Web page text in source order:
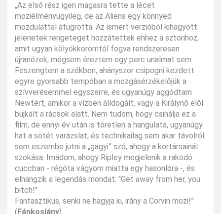
„Az első rész igen magasra tette a lécet
moziélményügyileg, de az Aliens egy könnyed
mozdulattal átugrotta. Az ismert verzióból kihagyott
jelenetek rengeteget hozzátettek ehhez a sztorihoz,
amit ugyan kölyökkoromtól fogva rendszeresen
újranézek, mégsem éreztem egy perc unalmat sem.
Feszengtem a székben, ahányszor csipogni kezdett
egyre gyorsabb tempóban a mozgásérzékelőjük a
szívverésemmel egyszerre, és ugyanúgy aggódtam
Newtért, amikor a vízben álldogált, vagy a Királynő elől
bujkált a rácsok alatt. Nem tudom, hogy csinálja ez a
film, de ennyi év után is töretlen a hangulata, ugyanúgy
hat a sötét varázslat, és technikailag sem akar távolról
sem eszembe jutni a „gagyi” szó, ahogy a kortársainál
szokása. Imádom, ahogy Ripley megjelenik a rakodó
cuccban - régóta vágyom miatta egy hasonlóra -, és
elhangzik a legendás mondat: "Get away from her, you
bitch!"
Fantasztikus, senki ne hagyja ki, irány a Corvin mozi!”
( Fánkoslány)